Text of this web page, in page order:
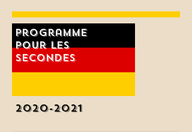
Programme
Pour les
Secondes
2020-2021